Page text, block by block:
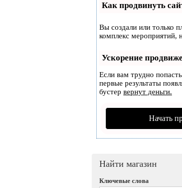
Как продвинуть
Вы создали или только
комплекс мероприятий,
Ускорение
Если вам трудно
первые результаты
бустер вернут деньги.
Начать
Найти магазин
Ключевые слова